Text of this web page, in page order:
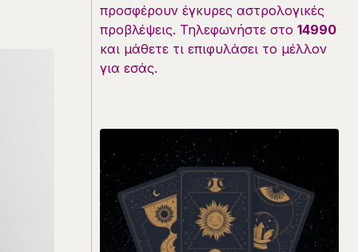
προσφέρουν έγκυρες αστρολογικές
προβλέψεις. Τηλεφωνήστε στο 14990
και μάθετε τι επιφυλάσει το μέλλον
για εσάς.